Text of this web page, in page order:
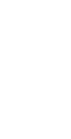
выставки, акции,